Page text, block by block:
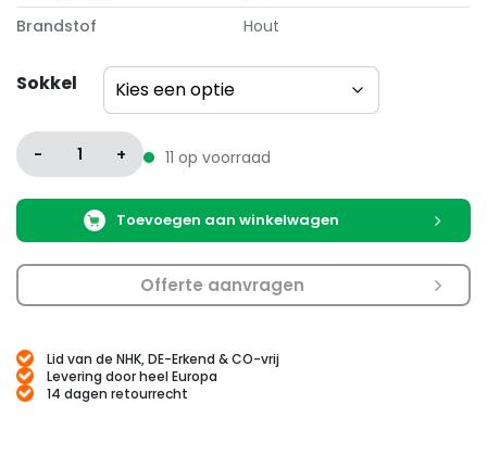
Brandstof
Hout
Sokkel
- 1 + 11 op voorraad
Toevoegen aan winkelwagen
Offerte aanvragen
Lid van de NHK, DE-Erkend & CO-vrij
Levering door heel Europa
14 dagen retourrecht